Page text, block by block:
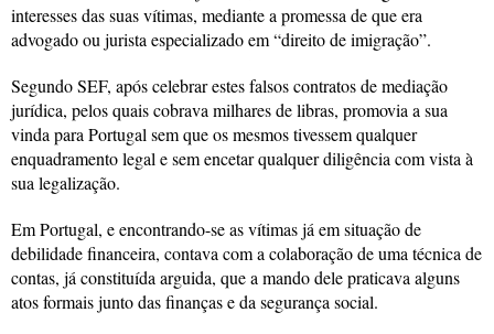
interesses das suas vítimas, mediante a promessa de que era
advogado ou jurista especializado em “direito de imigração”.
Segundo SEF, após celebrar estes falsos contratos de mediação
jurídica, pelos quais cobrava milhares de libras, promovia a sua
vinda para Portugal sem que os mesmos tivessem qualquer
enquadramento legal e sem encetar qualquer diligência com vista à
sua legalização.
Em Portugal, e encontrando-se as vítimas já em situação de
debilidade financeira, contava com a colaboração de uma técnica de
contas, já constituída arguida, que a mando dele praticava alguns
atos formais junto das finanças e da segurança social.